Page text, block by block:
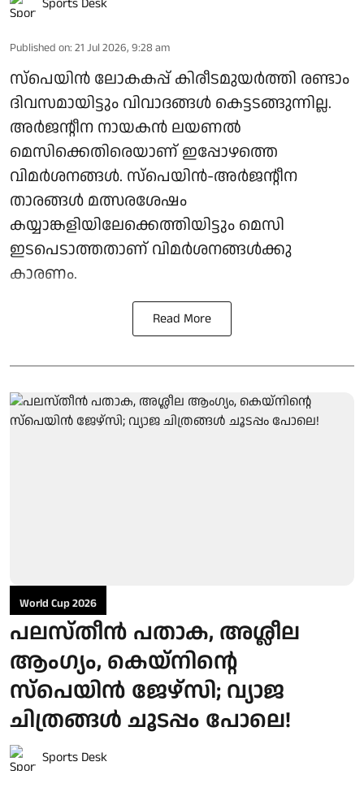
Published on: 21 Jul 2026, 9:28 am
സ്പെയിൻ ലോകകപ്പ് കിരീടമുയർത്തി രണ്ടാം
ദിവസമായിട്ടും വിവാദങ്ങൾ കെട്ടടങ്ങുന്നില്ല.
അർജന്റീന നായകൻ ലയണൽ
മെസിക്കെതിരെയാണ് ഇപ്പോഴത്തെ
വിമർശനങ്ങൾ. സ്‌പെയിൻ-അർജന്റീന
താരങ്ങൾ മത്സരശേഷം
കയ്യാങ്കളിയിലേക്കെത്തിയിട്ടും മെസി
ഇടപെടാത്തതാണ് വിമർശനങ്ങൾക്കു
കാരണം.
Read More
World Cup 2026
പലസ്തീൻ പതാക, അശ്ലീല
ആംഗ്യം, കെയ്‌നിന്റെ
സ്‌പെയിൻ ജേഴ്‌സി; വ്യാജ
ചിത്രങ്ങൾ ചൂടപ്പം പോലെ!
Sports Desk